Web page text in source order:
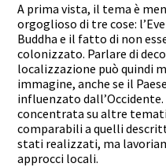
A prima vista, il tema è
orgoglioso di tre cose:
Buddha e il fatto di non
colonizzato. Parlare di
localizzazione può quindi
immagine, anche se il
influenzato
concentrata su altre
comparabili a quelli
stati realizzati, ma
approcci locali.